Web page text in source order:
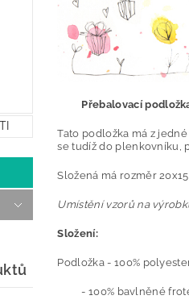
Přebalovací
Tato podložka má z
se tudíž do plenkovníku,
Složená má rozměr
Umístění vzorů na
Složení:
Podložka - 100%
- 100% bavlněné